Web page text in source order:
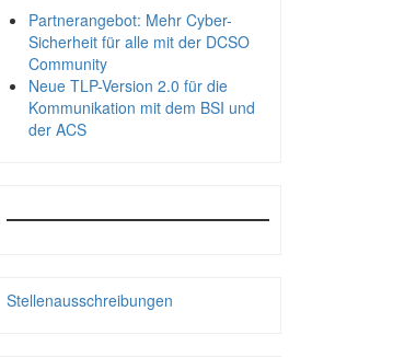
Partnerangebot: Mehr Cyber-
Sicherheit für alle mit der DCSO
Community
Neue TLP-Version 2.0 für die
Kommunikation mit dem BSI und
der ACS
Stellenausschreibungen